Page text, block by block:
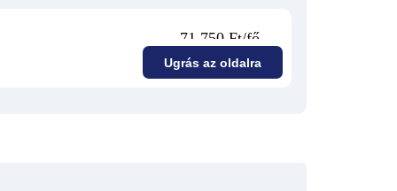
71 750 Ft/fő
Ugrás az oldalra